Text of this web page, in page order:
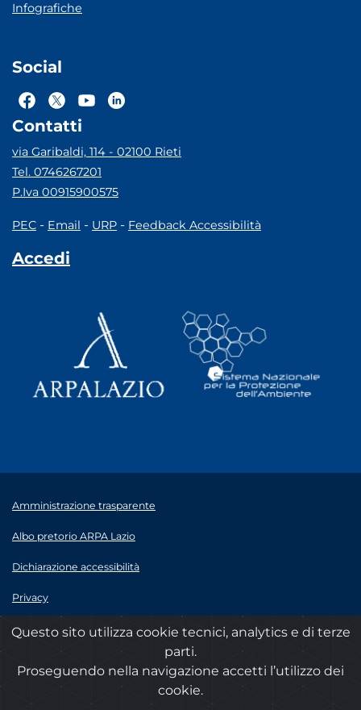
Infografiche
Social
Contatti
via Garibaldi, 114 - 02100 Rieti
Tel. 0746267201
P.Iva 00915900575
PEC - Email - URP - Feedback Accessibilità
Accedi
Amministrazione trasparente
Albo pretorio ARPA Lazio
Dichiarazione accessibilità
Privacy
Note legali
© 2020 ARPA Lazio - P.Iva 00915900575
Questo sito utilizza cookie tecnici, analytics e di terze
parti.
Proseguendo nella navigazione accetti l’utilizzo dei
cookie.